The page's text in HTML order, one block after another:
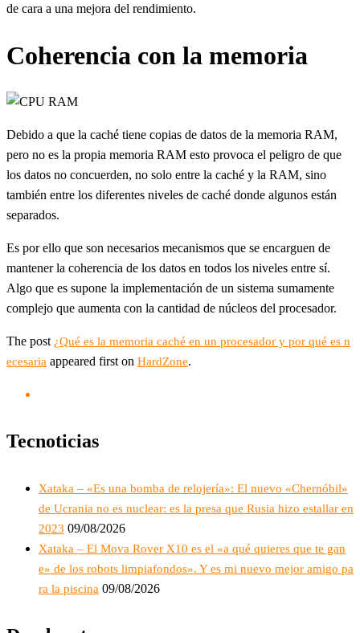
de cara a una mejora del rendimiento.
Coherencia con la memoria
Debido a que la caché tiene copias de datos de la memoria RAM,
pero no es la propia memoria RAM esto provoca el peligro de que
los datos no concuerden, no solo entre la caché y la RAM, sino
también entre los diferentes niveles de caché donde algunos están
separados.
Es por ello que son necesarios mecanismos que se encarguen de
mantener la coherencia de los datos en todos los niveles entre sí.
Algo que es supone la implementación de un sistema sumamente
complejo que aumenta con la cantidad de núcleos del procesador.
The post ¿Qué es la memoria caché en un procesador y por qué es n
ecesaria appeared first on HardZone.
Tecnoticias
Xataka – «Es una bomba de relojería»: El nuevo «Chernóbil»
de Ucrania no es nuclear: es la presa que Rusia hizo estallar en
2023 09/08/2026
Xataka – El Mova Rover X10 es el «a qué quieres que te gan
e» de los robots limpiafondos». Y es mi nuevo mejor amigo pa
ra la piscina 09/08/2026